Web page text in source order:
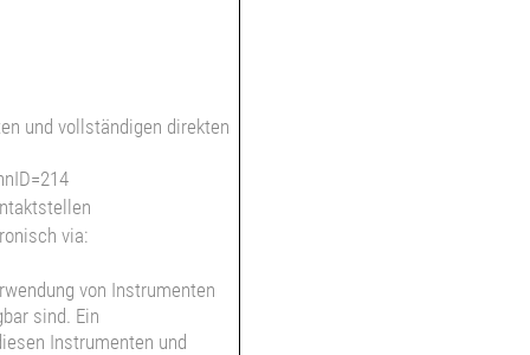
und vollständigen direkten
via:
von Instrumenten
sind. Ein
Instrumenten und